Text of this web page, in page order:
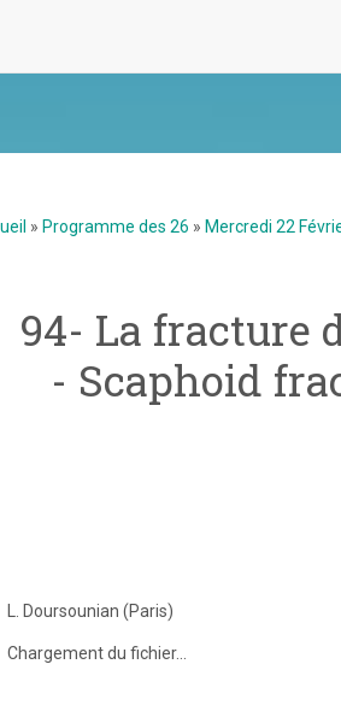
» Programme des 26 » Mercredi 22
94- La fracture
- Scaphoid
L. Doursounian (Paris)
Chargement du fichier...